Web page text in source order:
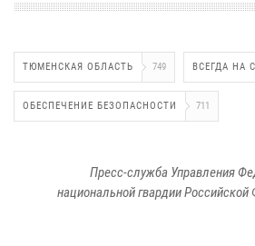
ТЮМЕНСКАЯ ОБЛАСТЬ 749 ВСЕГДА НА
ОБЕСПЕЧЕНИЕ БЕЗОПАСНОСТИ 711
Пресс-служба Управления
национальной гвардии